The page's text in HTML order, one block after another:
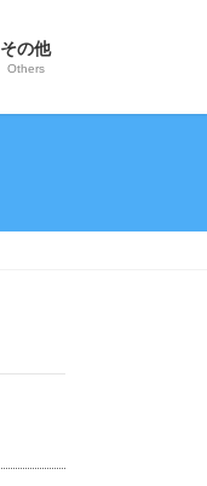
その他
Others